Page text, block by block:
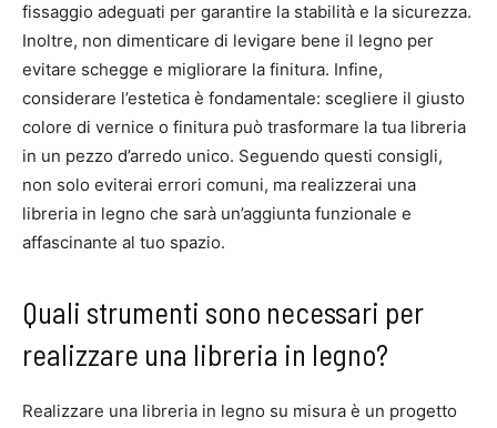
fissaggio adeguati per garantire la stabilità e la sicurezza.
Inoltre, non dimenticare di levigare bene il legno per
evitare schegge e migliorare la finitura. Infine,
considerare l’estetica è fondamentale: scegliere il giusto
colore di vernice o finitura può trasformare la tua libreria
in un pezzo d’arredo unico. Seguendo questi consigli,
non solo eviterai errori comuni, ma realizzerai una
libreria in legno che sarà un’aggiunta funzionale e
affascinante al tuo spazio.
Quali strumenti sono necessari per
realizzare una libreria in legno?
Realizzare una libreria in legno su misura è un progetto